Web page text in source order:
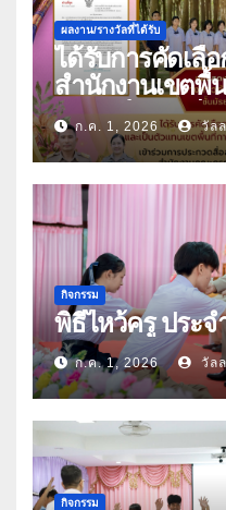
ผลงาน/รางวัลที่ได้รับ
ได้รับการคัดเลื
สำนักงานเขตพื้
มัธยมศึกษาศรีส
ก.ค. 1, 2026 วัล
กิจกรรม
พิธีไหว้ครู ประ
ก.ค. 1, 2026 วัล
กิจกรรม